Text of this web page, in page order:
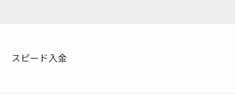
スピード入金